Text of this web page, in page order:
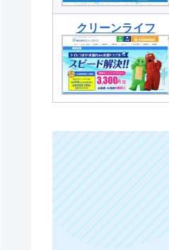
クリーンライフ